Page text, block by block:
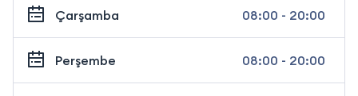
Çarşamba 08:00 - 20:00
Perşembe 08:00 - 20:00